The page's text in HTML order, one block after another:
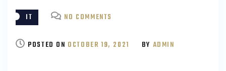
IT NO COMMENTS
MOET
POSTED ON OCTOBER 19, 2021 BY ADMIN